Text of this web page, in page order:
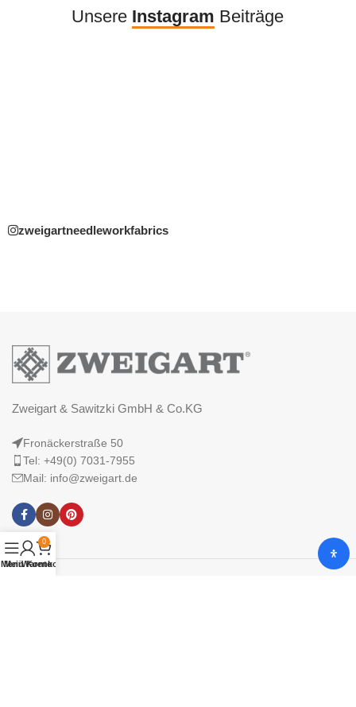
Unsere Instagram Beiträge
zweigartneedleworkfabrics
Zweigart & Sawitzki GmbH & Co.KG
Fronäckerstraße 50
Tel: +49(0) 7031-7955
Mail: info@zweigart.de
Menü
Mein Konto
0
Warenkorb